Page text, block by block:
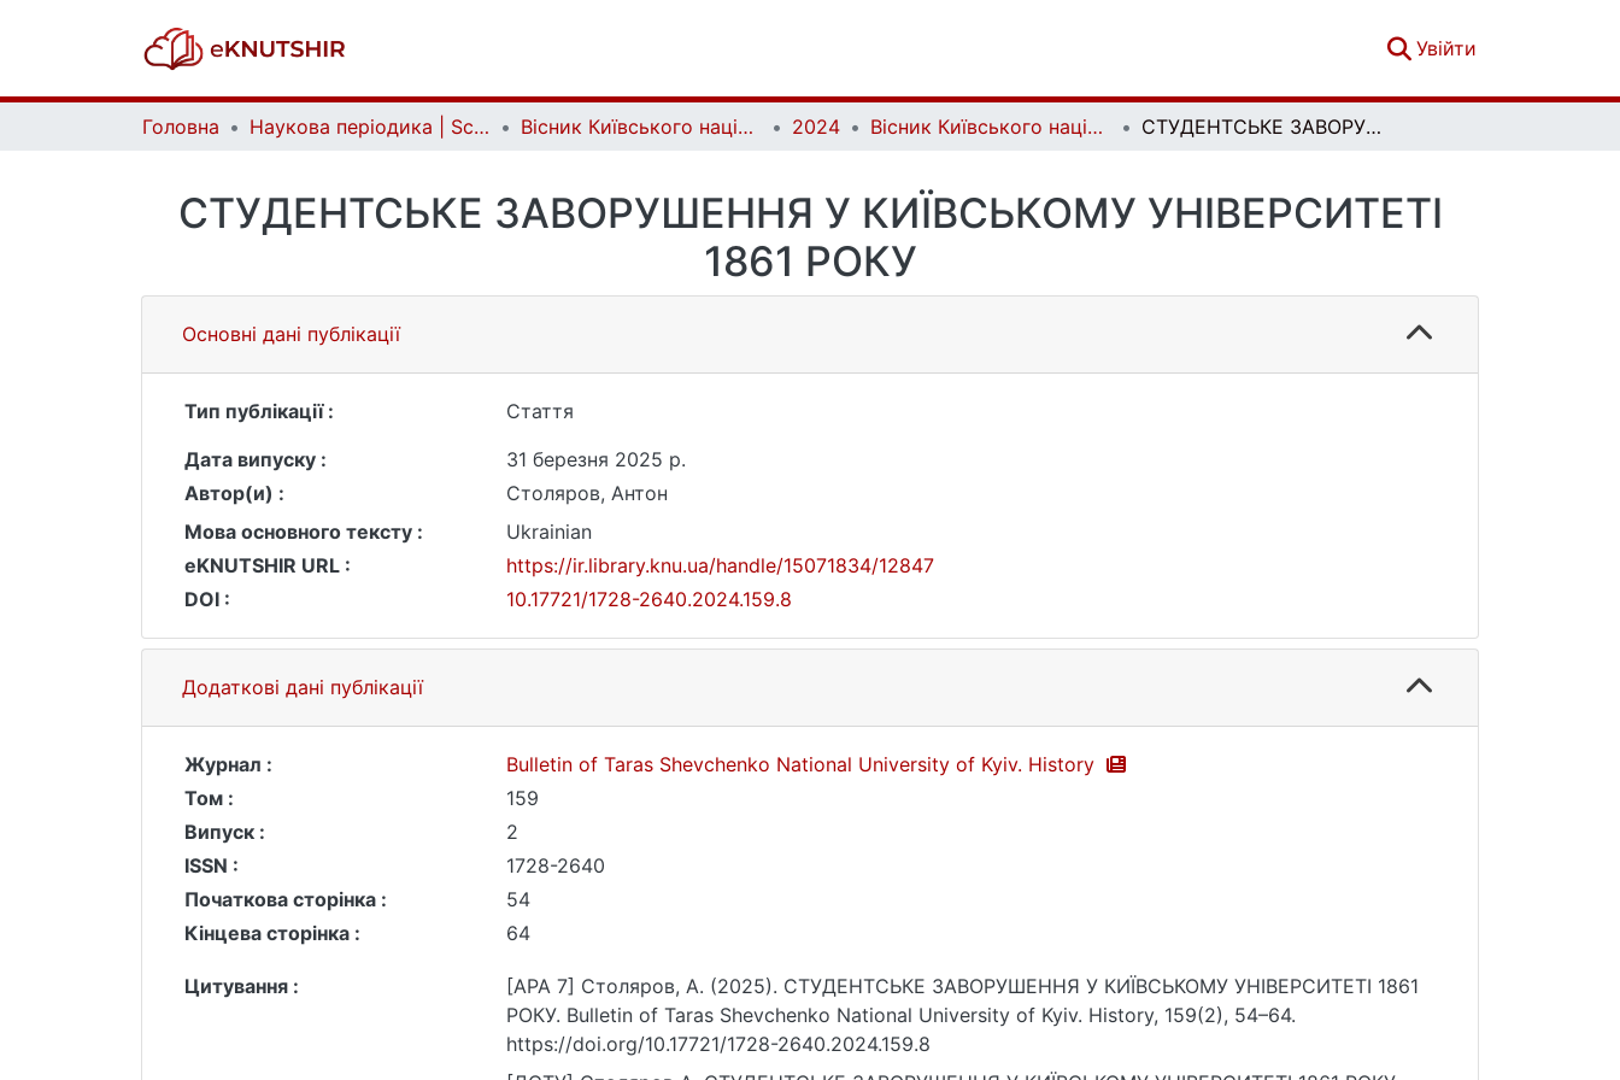
Увійти
Головна Наукова періодика | Scientific periodicals Вісник Київського національного університету імені Тараса Шевченка. Історія | Bulletin of Taras Shevchenko National University of Kyiv. History 2024 Вісник Київського національного університету імені Тараса Шевченка. Історія. Вип. 2 (159) СТУДЕНТСЬКЕ ЗАВОРУШЕННЯ У КИЇВСЬКОМУ УНІВЕРСИТЕТІ 1861 РОКУ
СТУДЕНТСЬКЕ ЗАВОРУШЕННЯ У КИЇВСЬКОМУ УНІВЕРСИТЕТІ
1861 РОКУ
Основні дані публікації
Тип публікації :
Стаття
Дата випуску :
31 березня 2025 р.
Автор(и) :
Столяров, Антон
Мова основного тексту :
Ukrainian
eKNUTSHIR URL :
https://ir.library.knu.ua/handle/15071834/12847
DOI :
10.17721/1728-2640.2024.159.8
Додаткові дані публікації
Журнал :
Bulletin of Taras Shevchenko National University of Kyiv. History
Том :
159
Випуск :
2
ISSN :
1728-2640
Початкова сторінка :
54
Кінцева сторінка :
64
Цитування :
[APA 7] Столяров, А. (2025). СТУДЕНТСЬКЕ ЗАВОРУШЕННЯ У КИЇВСЬКОМУ УНІВЕРСИТЕТІ 1861
РОКУ. Bulletin of Taras Shevchenko National University of Kyiv. History, 159(2), 54–64.
https://doi.org/10.17721/1728-2640.2024.159.8